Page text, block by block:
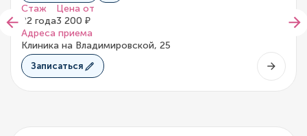
Стаж
22 года
Цена от
3 200 ₽
Адреса приема
Клиника на Владимировской, 25
Записаться